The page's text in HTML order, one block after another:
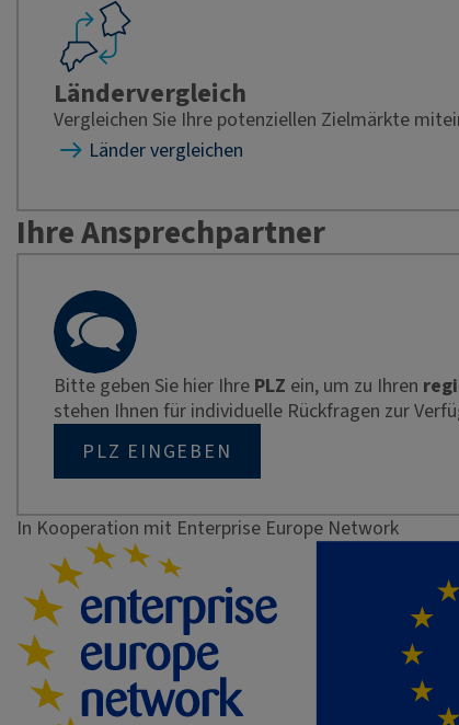
Ländervergleich
Vergleichen Sie Ihre potenziellen Zielmärkte
Länder vergleichen
Ihre Ansprechpartner
Bitte geben Sie hier Ihre PLZ ein, um zu Ihren
stehen Ihnen für individuelle Rückfragen zur
PLZ EINGEBEN
In Kooperation mit Enterprise Europe Network